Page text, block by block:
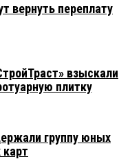
вернуть переплату
взыскали
плитку
группу юных